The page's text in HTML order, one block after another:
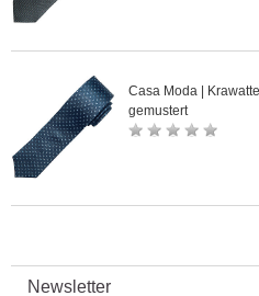
Casa Moda |
gemustert
Newsletter